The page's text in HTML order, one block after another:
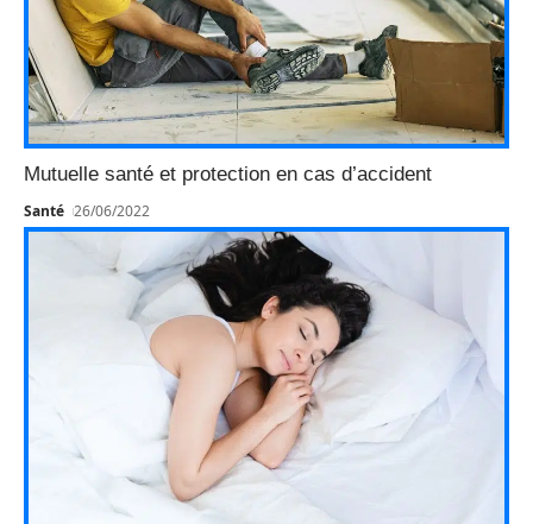
Mutuelle santé et protection en cas d’accident
Santé 26/06/2022